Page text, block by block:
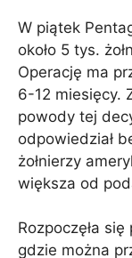
W piątek
około 5 tys.
Operację ma
6-12 miesięcy.
powody tej
odpowiedział
żołnierzy
większa od
Rozpoczęła
gdzie można